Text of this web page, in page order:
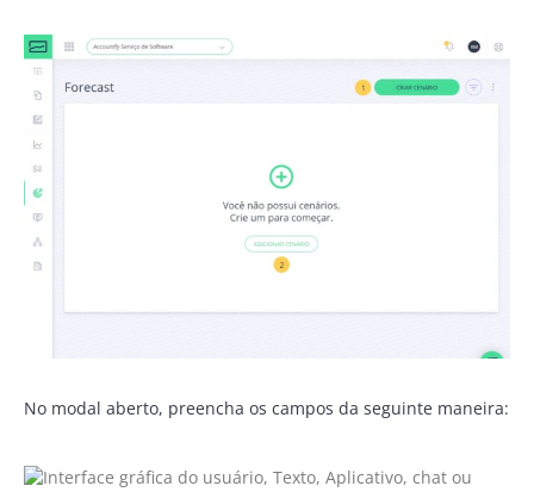
No modal aberto, preencha os campos da seguinte maneira: